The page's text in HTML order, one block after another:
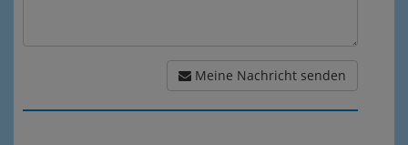
Meine Nachricht senden